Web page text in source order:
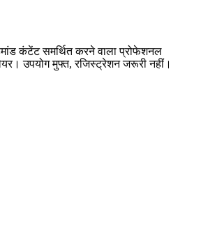
कंटेंट समर्थित करने वाला प्रोफेशनल
उपयोग मुफ्त, रजिस्ट्रेशन जरूरी नहीं।